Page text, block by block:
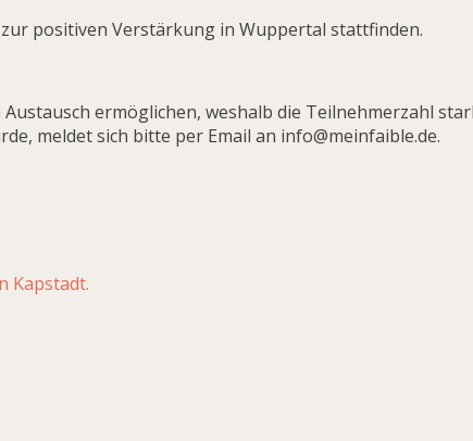
positiven Verstärkung in Wuppertal stattfinden.
ermöglichen, weshalb die Teilnehmerzahl
meldet sich bitte per Email an info@meinfaible.de.
Kapstadt.